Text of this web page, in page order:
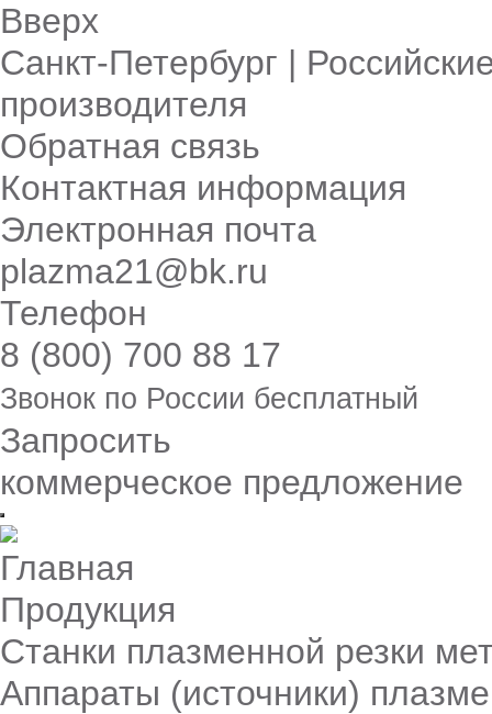
Вверх
Санкт-Петербург |
производителя
Обратная связь
Контактная информация
Электронная почта
plazma21@bk.ru
Телефон
8 (800) 700 88 17
Звонок по России бесплатный
Запросить
коммерческое предложение
Главная
Продукция
Станки плазменной резки
Аппараты (источники)